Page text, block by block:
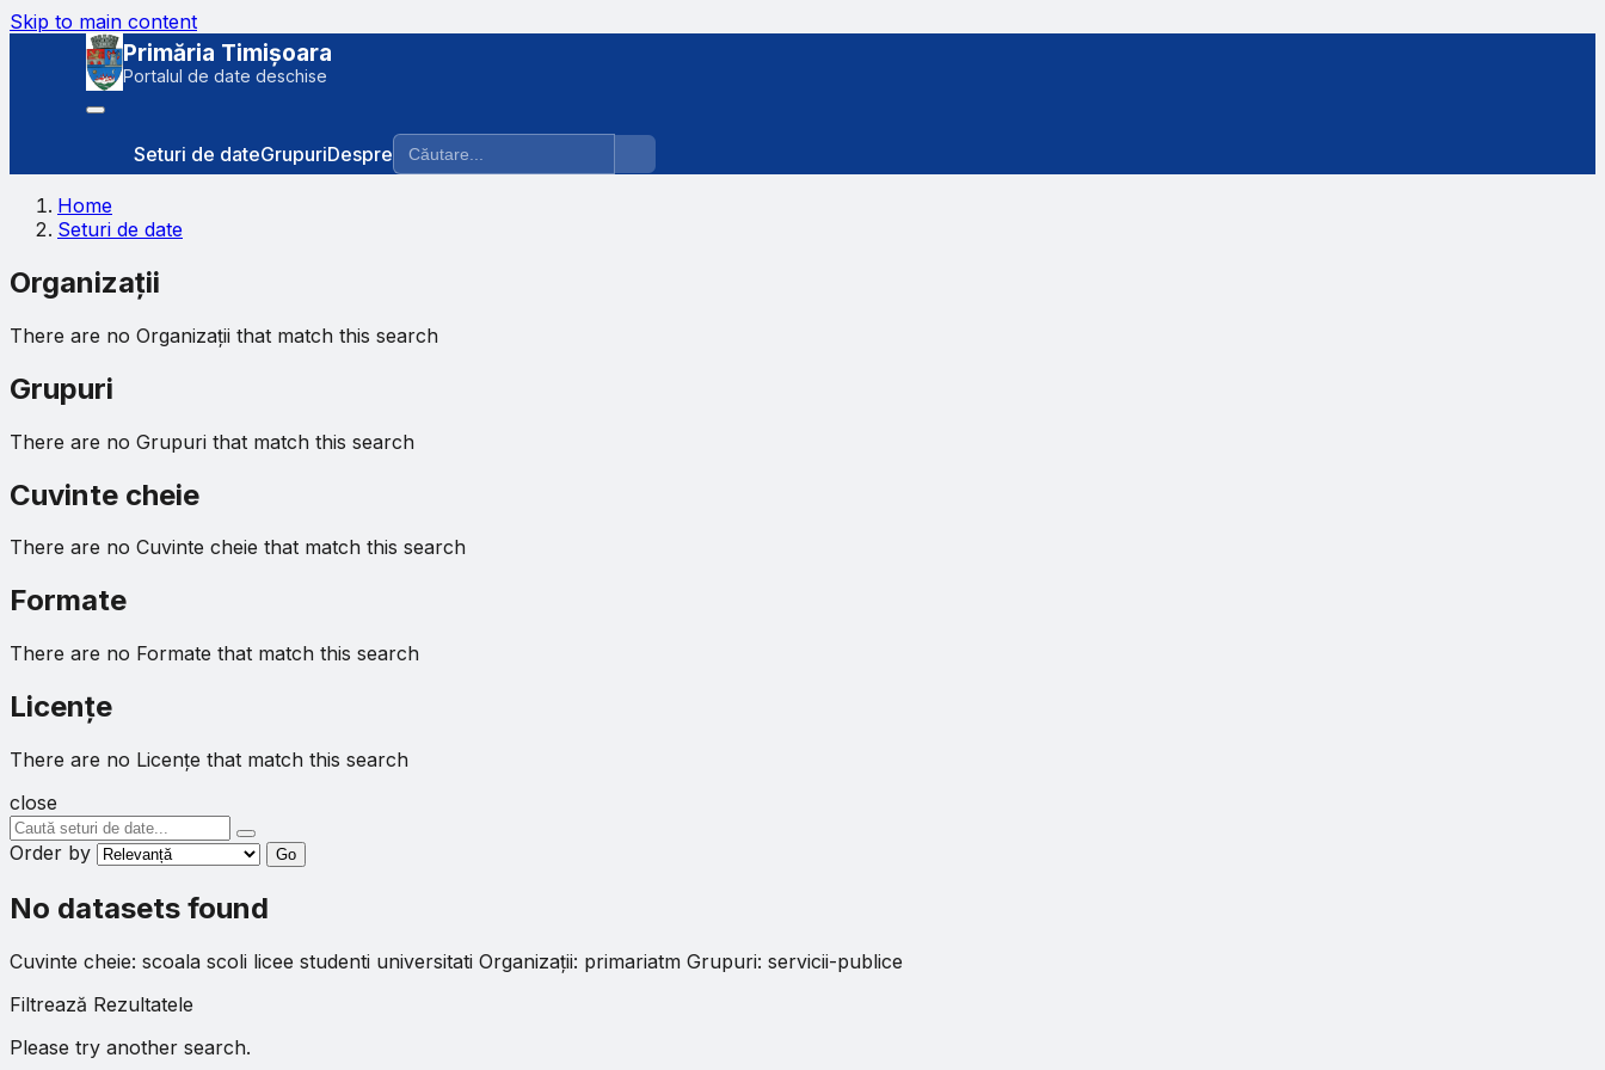
Skip to main content
Primăria Timișoara
Portalul de date deschise
Seturi de dateGrupuriDespre
Home
Seturi de date
Organizații
There are no Organizații that match this search
Grupuri
There are no Grupuri that match this search
Cuvinte cheie
There are no Cuvinte cheie that match this search
Formate
There are no Formate that match this search
Licenţe
There are no Licenţe that match this search
close
Order by Go
No datasets found
Cuvinte cheie: scoala scoli licee studenti universitati Organizații: primariatm Grupuri: servicii-publice
Filtrează Rezultatele
Please try another search.